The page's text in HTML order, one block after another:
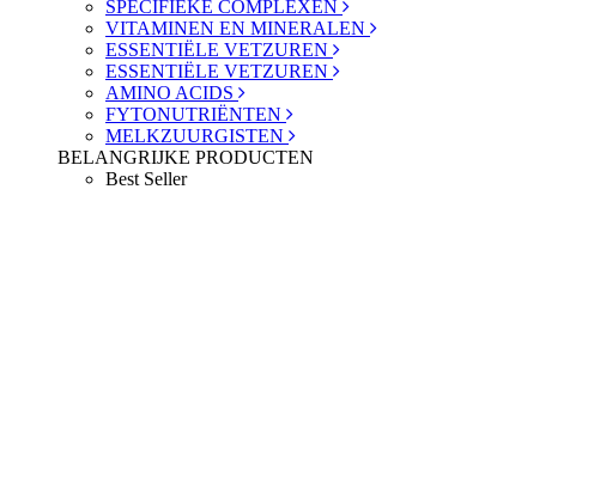
SPECIFIEKE COMPLEXEN
VITAMINEN EN MINERALEN
ESSENTIËLE VETZUREN
ESSENTIËLE VETZUREN
AMINO ACIDS
FYTONUTRIËNTEN
MELKZUURGISTEN
BELANGRIJKE PRODUCTEN
Best Seller